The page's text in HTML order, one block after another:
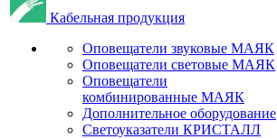
Кабельная продукция
Оповещатели звуковые МАЯК
Оповещатели световые МАЯК
Оповещатели
комбинированные МАЯК
Дополнительное оборудование
Светоуказатели КРИСТАЛЛ